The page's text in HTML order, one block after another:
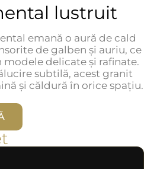
lustruit
emană o aură de cald
de galben și auriu, ce
delicate și rafinate.
subtilă, acest granit
și căldură în orice spațiu.